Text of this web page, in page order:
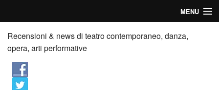
MENU
Home
Recensioni
Anticipazioni
Recensioni & news di teatro contemporaneo, danza,
opera, arti performative